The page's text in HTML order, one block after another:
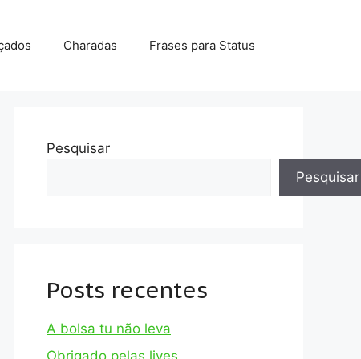
Charadas Frases para Status
Pesquisar
Pesquisar
Posts recentes
A bolsa tu não leva
Obrigado pelas lives